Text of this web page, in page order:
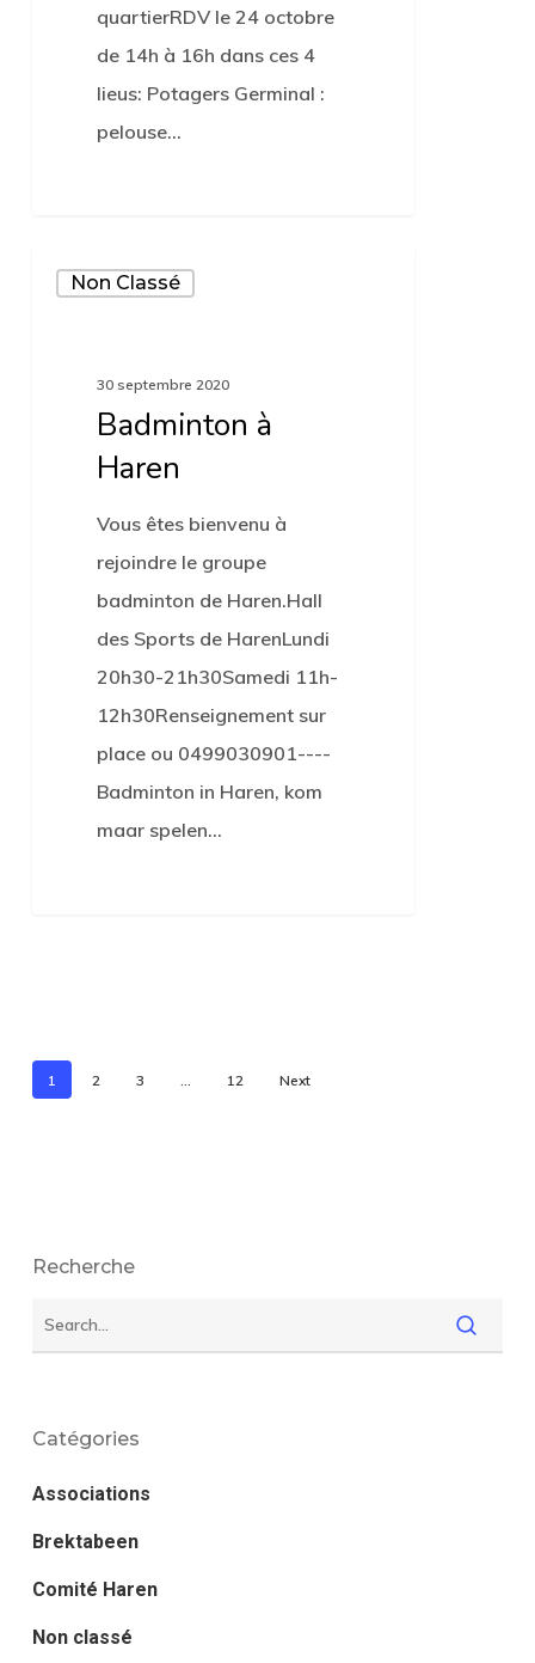
quartierRDV le 24 octobre
de 14h à 16h dans ces 4
lieus: Potagers Germinal :
pelouse…
Non Classé
30 septembre 2020
Badminton à
Haren
Vous êtes bienvenu à
rejoindre le groupe
badminton de Haren.Hall
des Sports de HarenLundi
20h30-21h30Samedi 11h-
12h30Renseignement sur
place ou 0499030901----
Badminton in Haren, kom
maar spelen…
1 2 3 12 Next
Recherche
Catégories
Associations
Brektabeen
Comité Haren
Non classé